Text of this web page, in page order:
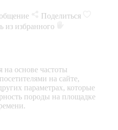
Поделиться
из избранного
основе частоты
на сайте,
параметрах, которые
породы на площадке